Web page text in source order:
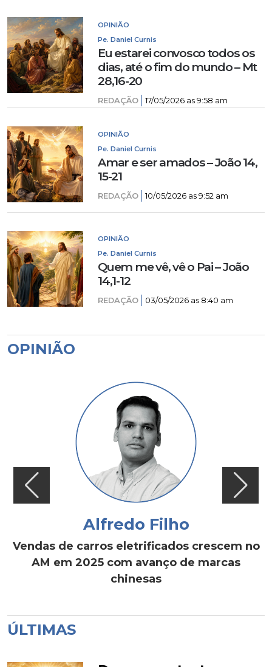
OPINIÃO
Pe. Daniel Curnis
Eu estarei convosco todos os
dias, até o fim do mundo – Mt
28,16-20
REDAÇÃO 17/05/2026 as 9:58 am
OPINIÃO
Pe. Daniel Curnis
Amar e ser amados – João 14,
15-21
REDAÇÃO 10/05/2026 as 9:52 am
OPINIÃO
Pe. Daniel Curnis
Quem me vê, vê o Pai – João
14,1-12
REDAÇÃO 03/05/2026 as 8:40 am
OPINIÃO
Alfredo Filho
Vendas de carros eletrificados crescem no
AM em 2025 com avanço de marcas
chinesas
ÚLTIMAS